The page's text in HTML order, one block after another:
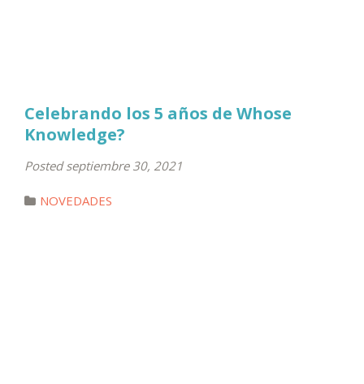
Celebrando los 5 años de Whose
Knowledge?
Posted septiembre 30, 2021
NOVEDADES